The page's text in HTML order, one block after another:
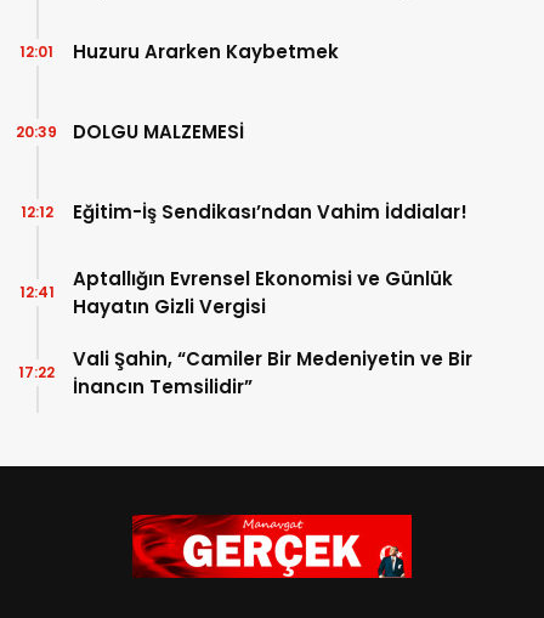
Huzuru Ararken Kaybetmek
12:01
DOLGU MALZEMESİ
20:39
Eğitim-İş Sendikası’ndan Vahim İddialar!
12:12
Aptallığın Evrensel Ekonomisi ve Günlük
Hayatın Gizli Vergisi
12:41
Vali Şahin, “Camiler Bir Medeniyetin ve Bir
İnancın Temsilidir”
17:22